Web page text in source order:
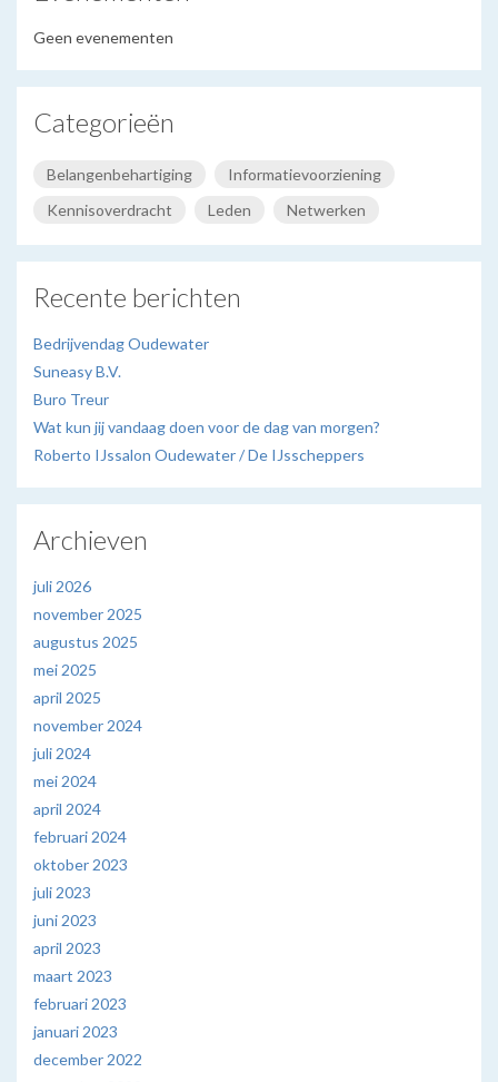
Geen evenementen
Categorieën
Belangenbehartiging
Informatievoorziening
Kennisoverdracht
Leden Netwerken
Recente berichten
Bedrijvendag Oudewater
Suneasy B.V.
Buro Treur
Wat kun jij vandaag doen voor de dag van morgen?
Roberto IJssalon Oudewater / De IJsscheppers
Archieven
juli 2026
november 2025
augustus 2025
mei 2025
april 2025
november 2024
juli 2024
mei 2024
april 2024
februari 2024
oktober 2023
juli 2023
juni 2023
april 2023
maart 2023
februari 2023
januari 2023
december 2022